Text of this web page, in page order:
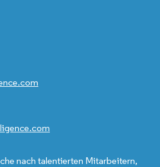
nach talentierten Mitarbeitern,